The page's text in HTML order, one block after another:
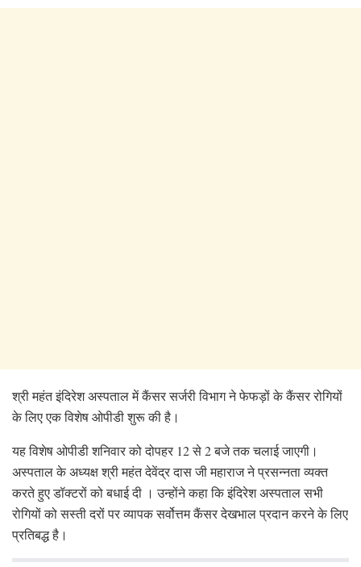
श्री महंत इंदिरेश अस्पताल में कैंसर सर्जरी विभाग ने फेफड़ों के कैंसर रोगियों
के लिए एक विशेष ओपीडी शुरू की है।
यह विशेष ओपीडी शनिवार को दोपहर 12 से 2 बजे तक चलाई जाएगी।
अस्पताल के अध्यक्ष श्री महंत देवेंद्र दास जी महाराज ने प्रसन्नता व्यक्त
करते हुए डॉक्टरों को बधाई दी । उन्होंने कहा कि इंदिरेश अस्पताल सभी
रोगियों को सस्ती दरों पर व्यापक सर्वोत्तम कैंसर देखभाल प्रदान करने के लिए
प्रतिबद्ध है।